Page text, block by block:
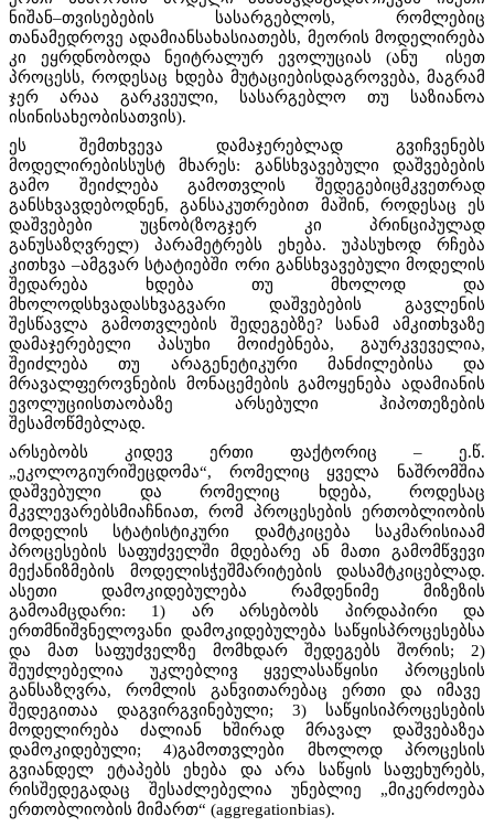
ნიშან–თვისებების სასარგებლოს, რომლებიც
თანამედროვე ადამიანსახასიათებს, მეორის მოდელირება
კი ეყრდნობოდა ნეიტრალურ ევოლუციას (ანუ ისეთ
პროცესს, როდესაც ხდება მუტაციებისდაგროვება, მაგრამ
ჯერ არაა გარკვეული, სასარგებლო თუ საზიანოა
ისინისახეობისათვის).
ეს შემთხვევა დამაჯერებლად გვიჩვენებს
მოდელირებისსუსტ მხარეს: განსხვავებული დაშვებების
გამო შეიძლება გამოთვლის შედეგებიცმკვეთრად
განსხვავდებოდნენ, განსაკუთრებით მაშინ, როდესაც ეს
დაშვებები უცნობ(ზოგჯერ კი პრინციპულად
განუსაზღვრელ) პარამეტრებს ეხება. უპასუხოდ რჩება
კითხვა –ამგვარ სტატიებში ორი განსხვავებული მოდელის
შედარება ხდება თუ მხოლოდ და
მხოლოდსხვადასხვაგვარი დაშვებების გავლენის
შესწავლა გამოთვლების შედეგებზე? სანამ ამკითხვაზე
დამაჯერებელი პასუხი მოიძებნება, გაურკვეველია,
შეიძლება თუ არაგენეტიკური მანძილებისა და
მრავალფეროვნების მონაცემების გამოყენება ადამიანის
ევოლუციისთაობაზე არსებული ჰიპოთეზების
შესამოწმებლად.
არსებობს კიდევ ერთი ფაქტორიც – ე.წ.
„ეკოლოგიურიშეცდომა“, რომელიც ყველა ნაშრომშია
დაშვებული და რომელიც ხდება, როდესაც
მკვლევარებსმიაჩნიათ, რომ პროცესების ერთობლიობის
მოდელის სტატისტიკური დამტკიცება საკმარისიაამ
პროცესების საფუძველში მდებარე ან მათი გამომწვევი
მექანიზმების მოდელისჭეშმარიტების დასამტკიცებლად.
ასეთი დამოკიდებულება რამდენიმე მიზეზის
გამოამცდარი: 1) არ არსებობს პირდაპირი და
ერთმნიშვნელოვანი დამოკიდებულება საწყისპროცესებსა
და მათ საფუძველზე მომხდარ შედეგებს შორის; 2)
შეუძლებელია უკლებლივ ყველასაწყისი პროცესის
განსაზღვრა, რომლის განვითარებაც ერთი და იმავე
შედეგითაა დაგვირგვინებული; 3) საწყისიპროცესების
მოდელირება ძალიან ხშირად მრავალ დაშვებაზეა
დამოკიდებული; 4)გამოთვლები მხოლოდ პროცესის
გვიანდელ ეტაპებს ეხება და არა საწყის საფეხურებს,
რისშედეგადაც შესაძლებელია უნებლიე „მიკერძოება
ერთობლიობის მიმართ“ (aggregationbias).